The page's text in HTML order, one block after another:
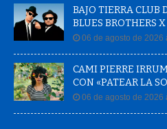
BAJO TIERRA CLUB
BLUES BROTHERS
06 de agosto de 2026
CAMI PIERRE
CON «PATEAR LA
06 de agosto de 2026